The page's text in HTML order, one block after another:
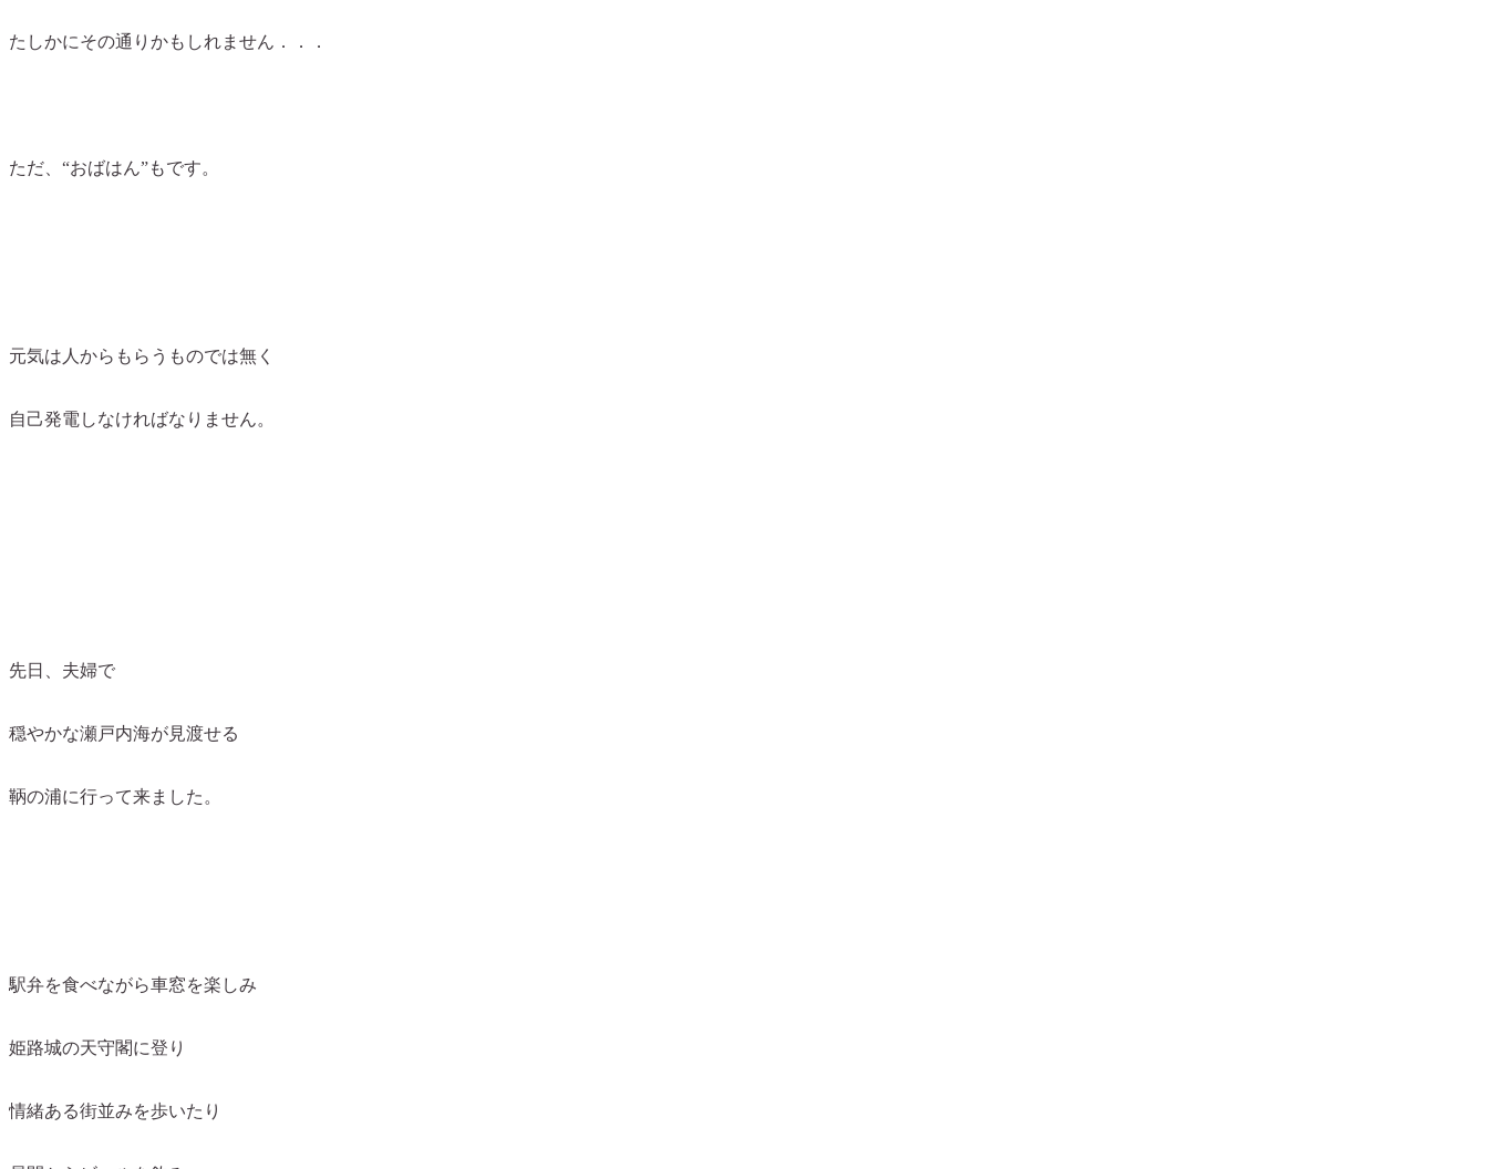
たしかにその通りかもしれません．．．
ただ、“おばはん”もです。
元気は人からもらうものでは無く
自己発電しなければなりません。
先日、夫婦で
穏やかな瀬戸内海が見渡せる
鞆の浦に行って来ました。
駅弁を食べながら車窓を楽しみ
姫路城の天守閣に登り
情緒ある街並みを歩いたり